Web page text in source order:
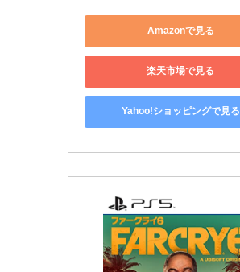
Amazonで見る
楽天市場で見る
Yahoo!ショッピングで見る